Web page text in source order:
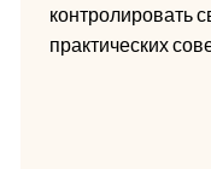
контролировать
практических